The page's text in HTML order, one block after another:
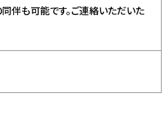
伴も可能です。ご連絡いただいた